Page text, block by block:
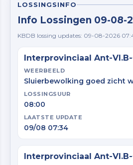
LOSSINGSINFO
Info Lossingen 09-08-
KBDB lossing updates: 09-08-2026
Interprovinciaal Ant-
WEERBEELD
Sluierbewolking goed zicht
LOSSINGSUUR
08:00
LAATSTE UPDATE
09/08 07:34
Interprovinciaal Ant-Vl.B-